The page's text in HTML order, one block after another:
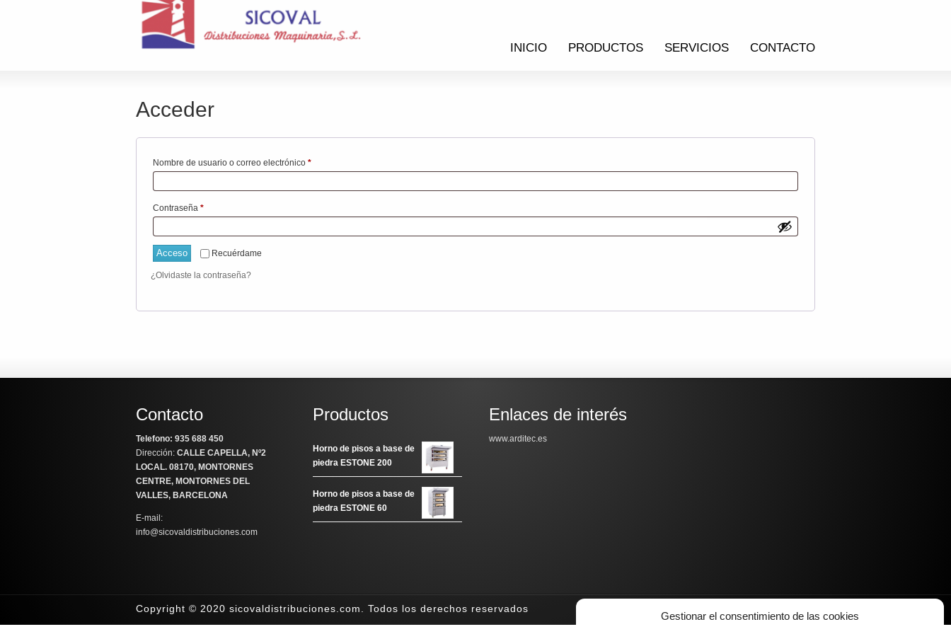
Gestionar el consentimiento de las cookies
INICIO PRODUCTOS SERVICIOS CONTACTO
Acceder
Nombre de usuario o correo electrónico *Obligatorio
Contraseña *Obligatorio
Recuérdame
Acceso
¿Olvidaste la contraseña?
Contacto
Telefono: 935 688 450
Dirección: CALLE CAPELLA, Nº2
LOCAL. 08170, MONTORNES
CENTRE, MONTORNES DEL
VALLES, BARCELONA
E-mail:
info@sicovaldistribuciones.com
Productos
Horno de pisos a base de
piedra ESTONE 200
Horno de pisos a base de
piedra ESTONE 60
Enlaces de interés
www.arditec.es
Copyright © 2020 sicovaldistribuciones.com. Todos los derechos reservados